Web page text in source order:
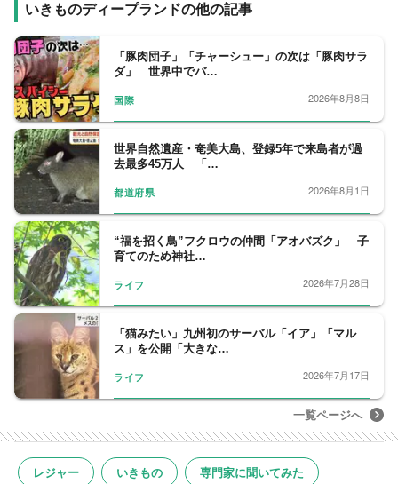
いきものディープランドの他の記事
「豚肉団子」「チャーシュー」の次は「豚肉サラ
ダ」 世界中でバ…
国際 2026年8月8日
世界自然遺産・奄美大島、登録5年で来島者が過
去最多45万人 「…
都道府県 2026年8月1日
“福を招く鳥”フクロウの仲間「アオバズク」 子
育てのため神社…
ライフ 2026年7月28日
「猫みたい」九州初のサーバル「イア」「マル
ス」を公開「大きな…
ライフ 2026年7月17日
一覧ページへ
レジャー いきもの 専門家に聞いてみた